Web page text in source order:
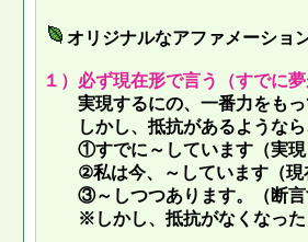
オリジナルなアファメーショ
１）必ず現在形で言う（すでに
実現するにの、一番力をもっ
しかし、抵抗があるような
①すでに～しています（実現
②私は今、～しています（現
③～しつつあります。（断言
※しかし、抵抗がなくなった